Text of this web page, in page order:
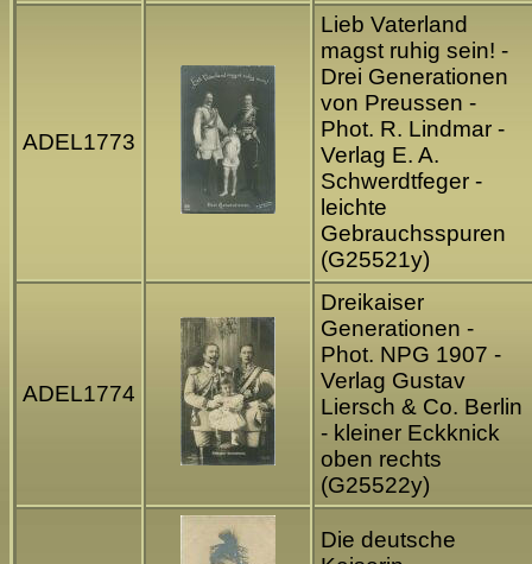
ADEL1773
Lieb Vaterland
magst ruhig sein! -
Drei Generationen
von Preussen -
Phot. R. Lindmar -
Verlag E. A.
Schwerdtfeger -
leichte
Gebrauchsspuren
(G25521y)
ADEL1774
Dreikaiser
Generationen -
Phot. NPG 1907 -
Verlag Gustav
Liersch & Co. Berlin
- kleiner Eckknick
oben rechts
(G25522y)
Die deutsche